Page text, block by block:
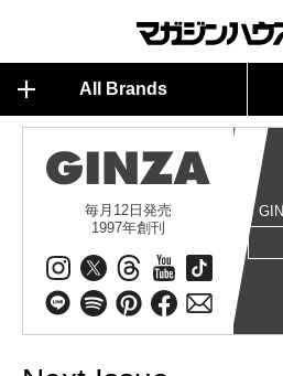
All Brands
毎月12日発売
1997年創刊